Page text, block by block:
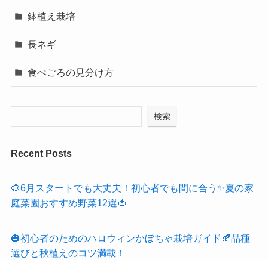
鉢植え栽培
長ネギ
食べごろの見分け方
検索
Recent Posts
🌻6月スタートでも大丈夫！初心者でも間に合う✨夏の家
庭菜園おすすめ野菜12選🍅
🎃初心者のためのハロウィンかぼちゃ栽培ガイド🍂品種
選びと秋植えのコツ満載！